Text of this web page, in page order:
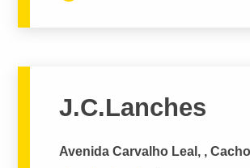
J.C.Lanches
Avenida Carvalho Leal, ,